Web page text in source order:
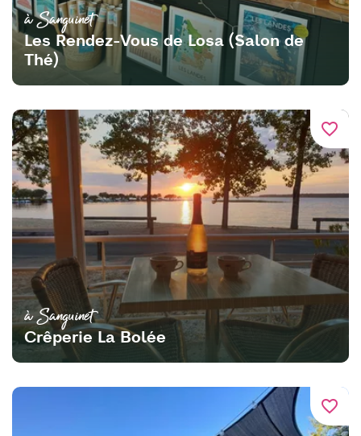
à Sanguinet
Les Rendez-Vous de Losa (Salon de
Thé)
favorite_border
à Sanguinet
Crêperie La Bolée
favorite_border